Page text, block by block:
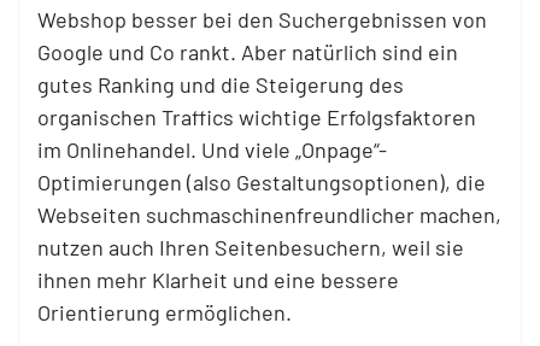
Webshop besser bei den Suchergebnissen von
Google und Co rankt. Aber natürlich sind ein
gutes Ranking und die Steigerung des
organischen Traffics wichtige Erfolgsfaktoren
im Onlinehandel. Und viele „Onpage“-
Optimierungen (also Gestaltungsoptionen), die
Webseiten suchmaschinenfreundlicher machen,
nutzen auch Ihren Seitenbesuchern, weil sie
ihnen mehr Klarheit und eine bessere
Orientierung ermöglichen.